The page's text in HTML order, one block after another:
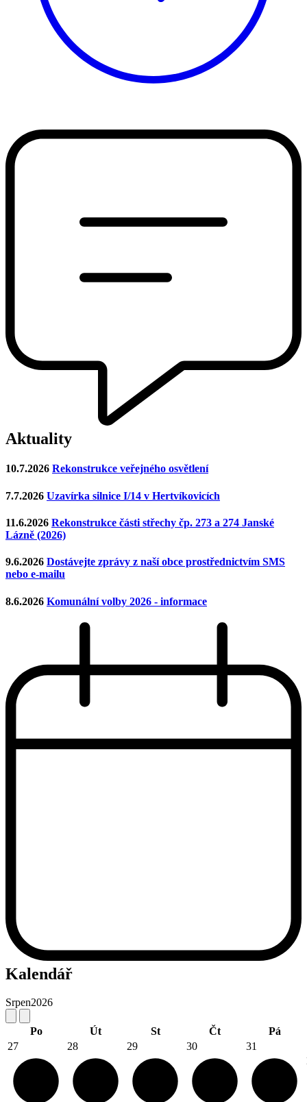
Aktuality
10.7.2026 Rekonstrukce veřejného osvětlení
7.7.2026 Uzavírka silnice I/14 v Hertvíkovicích
11.6.2026 Rekonstrukce části střechy čp. 273 a 274 Janské
Lázně (2026)
9.6.2026 Dostávejte zprávy z naší obce prostřednictvím SMS
nebo e-mailu
8.6.2026 Komunální volby 2026 - informace
Kalendář
Srpen2026
Po Út St Čt
Pá
27
28 29 30
31